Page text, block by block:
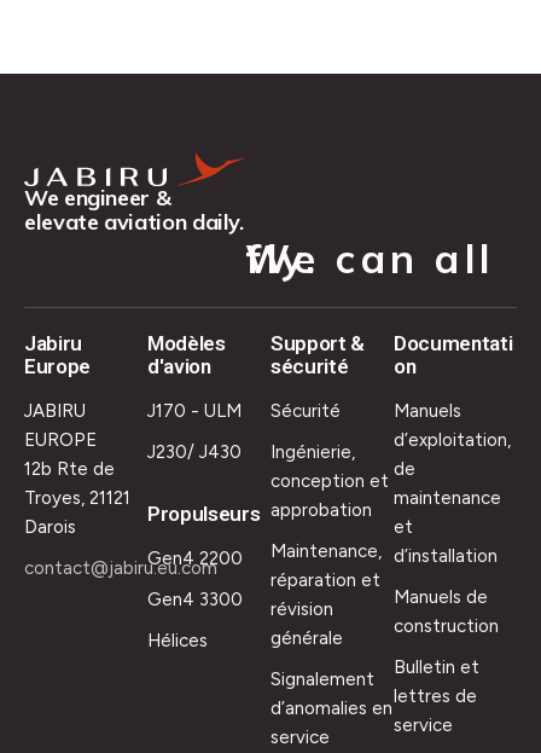
We engineer &
elevate aviation daily.
We can all fly.
Jabiru
Europe
JABIRU
EUROPE
12b Rte de
Troyes, 21121
Darois
contact@jabiru.eu.com
Modèles
d'avion
J170 - ULM
J230/ J430
Propulseurs
Gen4 2200
Gen4 3300
Hélices
Support &
sécurité
Sécurité
Ingénierie,
conception et
approbation
Maintenance,
réparation et
révision
générale
Signalement
d’anomalies en
service
Documentati
on
Manuels
d’exploitation,
de
maintenance
et
d’installation
Manuels de
construction
Bulletin et
lettres de
service